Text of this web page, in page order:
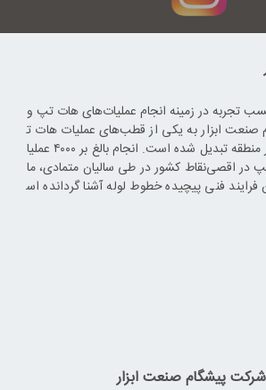
تجربه در زمینه انجام عملیات‌های هات تپ و
صنعت ابزار به یکی از قطب‌های عملیات هات ت
پ در کشور و حتی در منطقه تبدیل شده است. انجام بالغ بر ۴۰۰۰ عملیا
اقصی‌نقاط کشور در طی سالیان متمادی، ما
فرایند فنی پیچیده خطوط لوله آشنا گردانده اس
شرکت پیشگام صنعت ابزار